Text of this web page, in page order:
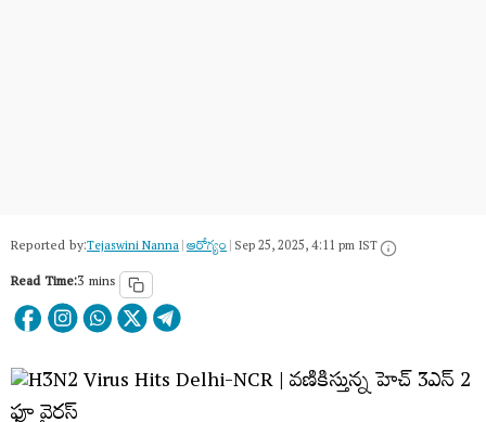
Reported by:Tejaswini Nanna|ఆరోగ్యం|Sep 25, 2025, 4:11 pm IST
Read Time:3 mins